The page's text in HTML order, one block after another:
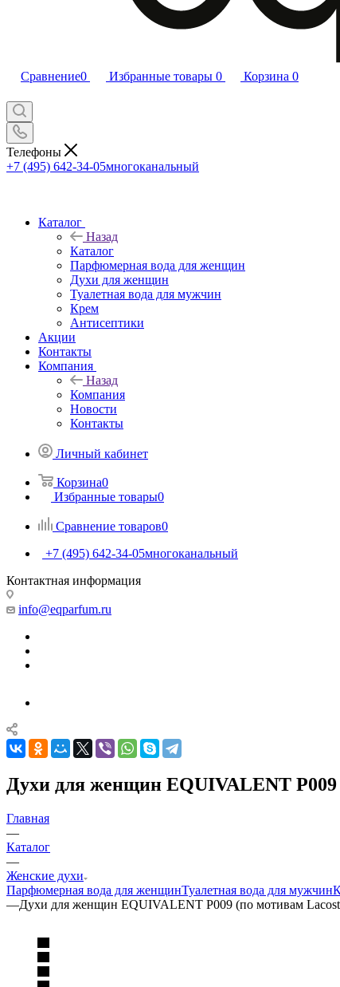
Сравнение0 Избранные товары 0 Корзина 0
Телефоны
+7 (495) 642-34-05многоканальный
Каталог
Назад
Каталог
Парфюмерная вода для женщин
Духи для женщин
Туалетная вода для мужчин
Крем
Антисептики
Акции
Контакты
Компания
Назад
Компания
Новости
Контакты
Личный кабинет
Корзина0
Избранные товары0
Сравнение товаров0
+7 (495) 642-34-05многоканальный
Контактная информация
info@eqparfum.ru
Духи для женщин EQUIVALENT
Главная
—
Каталог
—
Женские духи
Парфюмерная вода для женщинТуалетная вода для мужчин
—Духи для женщин EQUIVALENT P009 (по мотивам